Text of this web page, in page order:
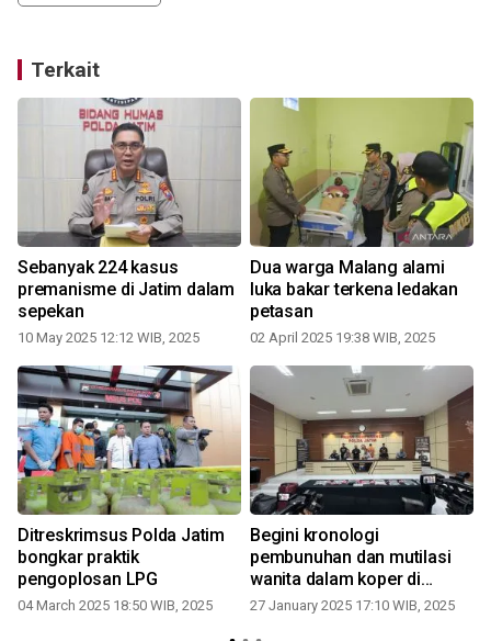
Terkait
Sebanyak 224 kasus
premanisme di Jatim dalam
sepekan
10 May 2025 12:12 WIB, 2025
Dua warga Malang alami
luka bakar terkena ledakan
petasan
02 April 2025 19:38 WIB, 2025
Ditreskrimsus Polda Jatim
bongkar praktik
pengoplosan LPG
04 March 2025 18:50 WIB, 2025
Begini kronologi
pembunuhan dan mutilasi
wanita dalam koper di
Ngawi
27 January 2025 17:10 WIB, 2025